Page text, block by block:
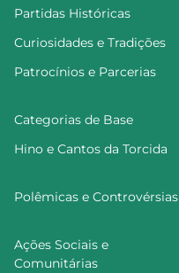
Partidas Históricas
Curiosidades e Tradições
Patrocínios e Parcerias
Categorias de Base
Hino e Cantos da Torcida
Polêmicas e Controvérsias
Ações Sociais e
Comunitárias